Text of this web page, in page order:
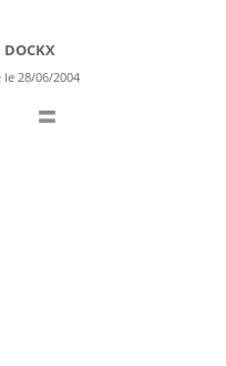
DOCKX
le 28/06/2004